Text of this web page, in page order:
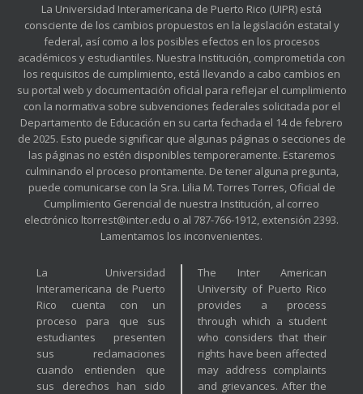
La Universidad Interamericana de Puerto Rico (UIPR) está
consciente de los cambios propuestos en la legislación estatal y
federal, así como a los posibles efectos en los procesos
académicos y estudiantiles. Nuestra Institución, comprometida con
los requisitos de cumplimiento, está llevando a cabo cambios en
su portal web y documentación oficial para reflejar el cumplimiento
con la normativa sobre subvenciones federales solicitada por el
Departamento de Educación en su carta fechada el 14 de febrero
de 2025. Esto puede significar que algunas páginas o secciones de
las páginas no estén disponibles temporeramente. Estaremos
culminando el proceso prontamente. De tener alguna pregunta,
puede comunicarse con la Sra. Lilia M. Torres Torres, Oficial de
Cumplimiento Gerencial de nuestra Institución, al correo
electrónico ltorrest@inter.edu o al 787-766-1912, extensión 2393.
Lamentamos los inconvenientes.
La Universidad
Interamericana de Puerto
Rico cuenta con un
proceso para que sus
estudiantes presenten
sus reclamaciones
cuando entienden que
sus derechos han sido
The Inter American
University of Puerto Rico
provides a process
through which a student
who considers that their
rights have been affected
may address complaints
and grievances. After the